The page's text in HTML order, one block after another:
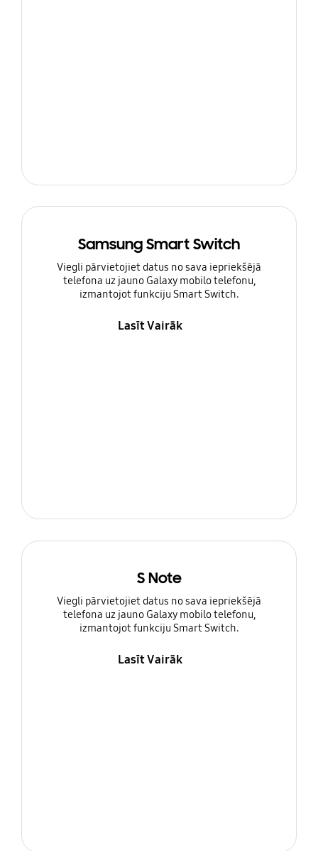
Samsung Smart Switch
Viegli pārvietojiet datus no sava iepriekšējā
telefona uz jauno Galaxy mobilo telefonu,
izmantojot funkciju Smart Switch.
Lasīt Vairāk
S Note
Viegli pārvietojiet datus no sava iepriekšējā
telefona uz jauno Galaxy mobilo telefonu,
izmantojot funkciju Smart Switch.
Lasīt Vairāk